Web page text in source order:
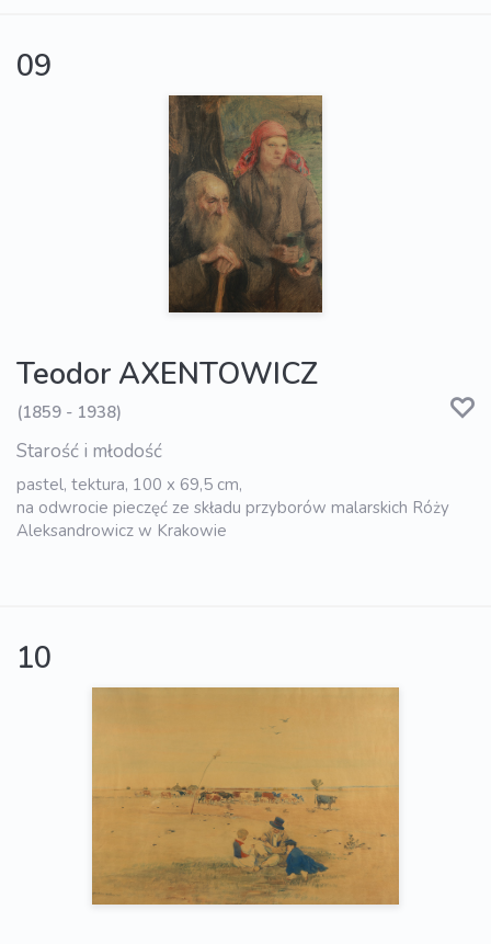
09
Teodor AXENTOWICZ
(1859 - 1938)
Starość i młodość
pastel, tektura, 100 x 69,5 cm,
na odwrocie pieczęć ze składu przyborów malarskich Róży
Aleksandrowicz w Krakowie
10